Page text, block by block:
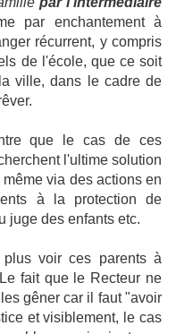
par enchantement à
récurrent, y compris
de l'école, que ce soit
ville, dans le cadre de
que le cas de ces
l'ultime solution
via des actions en
à la protection de
juge des enfants etc.
voir ces parents à
fait que le Recteur ne
gêner car il faut "avoir
et visiblement, le cas